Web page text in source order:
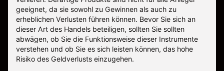
geeignet, da sie sowohl zu Gewinnen als auch zu
erheblichen Verlusten führen können. Bevor Sie sich an
dieser Art des Handels beteiligen, sollten Sie sollten
abwägen, ob Sie die Funktionsweise dieser Instrumente
verstehen und ob Sie es sich leisten können, das hohe
Risiko des Geldverlusts einzugehen.